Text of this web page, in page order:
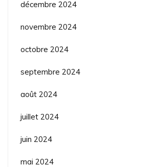
décembre 2024
novembre 2024
octobre 2024
septembre 2024
août 2024
juillet 2024
juin 2024
mai 2024